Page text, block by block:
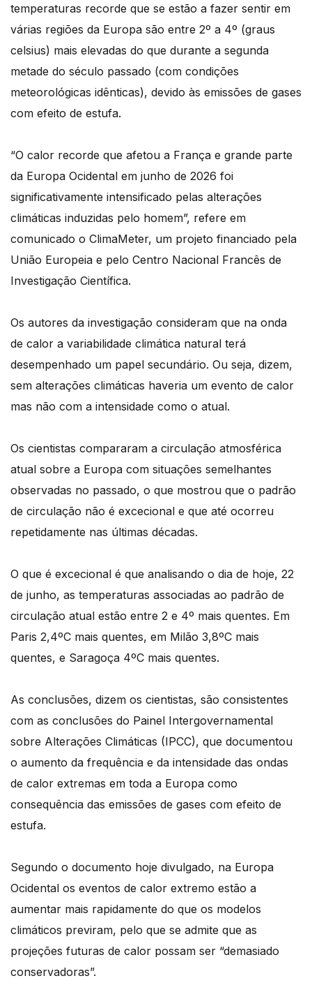
temperaturas recorde que se estão a fazer sentir em
várias regiões da Europa são entre 2º a 4º (graus
celsius) mais elevadas do que durante a segunda
metade do século passado (com condições
meteorológicas idênticas), devido às emissões de gases
com efeito de estufa.
“O calor recorde que afetou a França e grande parte
da Europa Ocidental em junho de 2026 foi
significativamente intensificado pelas alterações
climáticas induzidas pelo homem”, refere em
comunicado o ClimaMeter, um projeto financiado pela
União Europeia e pelo Centro Nacional Francês de
Investigação Científica.
Os autores da investigação consideram que na onda
de calor a variabilidade climática natural terá
desempenhado um papel secundário. Ou seja, dizem,
sem alterações climáticas haveria um evento de calor
mas não com a intensidade como o atual.
Os cientistas compararam a circulação atmosférica
atual sobre a Europa com situações semelhantes
observadas no passado, o que mostrou que o padrão
de circulação não é excecional e que até ocorreu
repetidamente nas últimas décadas.
O que é excecional é que analisando o dia de hoje, 22
de junho, as temperaturas associadas ao padrão de
circulação atual estão entre 2 e 4º mais quentes. Em
Paris 2,4ºC mais quentes, em Milão 3,8ºC mais
quentes, e Saragoça 4ºC mais quentes.
As conclusões, dizem os cientistas, são consistentes
com as conclusões do Painel Intergovernamental
sobre Alterações Climáticas (IPCC), que documentou
o aumento da frequência e da intensidade das ondas
de calor extremas em toda a Europa como
consequência das emissões de gases com efeito de
estufa.
Segundo o documento hoje divulgado, na Europa
Ocidental os eventos de calor extremo estão a
aumentar mais rapidamente do que os modelos
climáticos previram, pelo que se admite que as
projeções futuras de calor possam ser “demasiado
conservadoras”.